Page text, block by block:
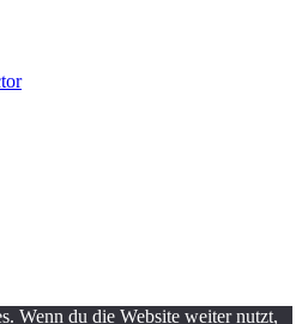
Wenn du die Website weiter nutzt,